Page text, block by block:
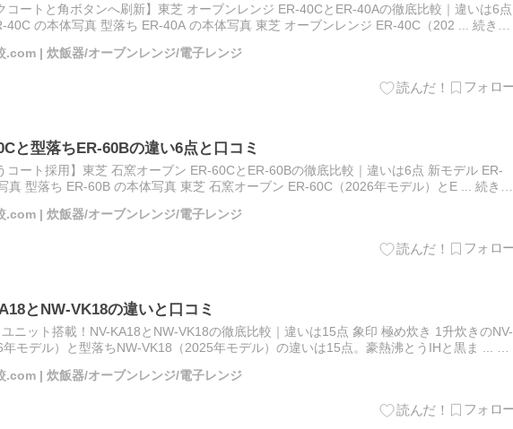
コートと角ボタンへ刷新】東芝 オーブンレンジ ER-40CとER-40Aの徹底比較｜違いは6点
40C の本体写真 型落ち ER-40A の本体写真 東芝 オーブンレンジ ER-40C（202 ... 続きを
.com | 炊飯器/オーブンレンジ/電子レンジ
と型落ちER-60Bの違い6点と口コミ
コート採用】東芝 石窯オーブン ER-60CとER-60Bの徹底比較｜違いは6点 新モデル ER-
真 型落ち ER-60B の本体写真 東芝 石窯オーブン ER-60C（2026年モデル）とE ... 続きを
.com | 炊飯器/オーブンレンジ/電子レンジ
とNW-VK18の違いと口コミ
ニット搭載！NV-KA18とNW-VK18の徹底比較｜違いは15点 象印 極め炊き 1升炊きのNV-
モデル）と型落ちNW-VK18（2025年モデル）の違いは15点。豪熱沸とうIHと黒ま ... 続
.com | 炊飯器/オーブンレンジ/電子レンジ